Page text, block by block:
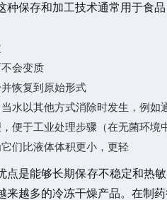
种保存和加工技术通常用于食
会变质
恢复到原始形式
水以其他方式消除时发生，例如
便于工业处理步骤（在无菌环境
们比液体体积更小，更轻
点是能够长期保存不稳定和热
来越多的冷冻干燥产品。在制